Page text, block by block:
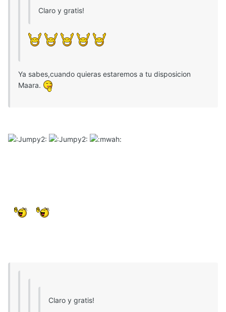
Claro y gratis!
Ya sabes,cuando quieras estaremos a tu disposicion
Maara.
Claro y gratis!